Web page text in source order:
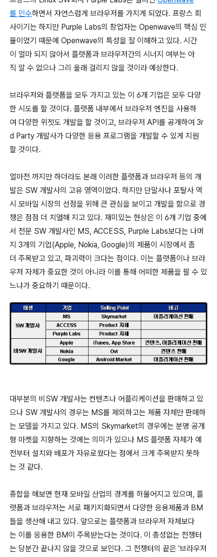
를 인수하면서 자연스럽게 브라우저를 가지게 되었다. 프랑스 회
사이기는 하지만 Purple Labs의 창업자는 Openwave의 핵심 인
물이었기 때문에 Openwave의 특성을 잘 이해하고 있다. 시간
이 얼마 되지 않아서 플랫폼과 브라우저간의 시너지 여부는 아
직 알 수 없으나 그리 올래 걸리지 않을 것이라 예상한다.
브라우저와 플랫폼을 모두 가지고 있는 이 6개 기업은 모두 다양
한 시도를 할 것이다. 플랫폼 내부에서 브라우저 엔진을 사용하
여 다양한 위젯도 개발을 할 것이고, 브라우저 API를 공개하여 3r
d Party 개발사가 다양한 응용 프로그램을 개발할 수 있게 지원
할 것이다.
얼마전 까지만 하더라도 본래 이러한 플랫폼과 브라우저 등의 개
발은 SW 개발사의 고유 영역이었다. 하지만 단말사나 포탈사 역
시 모바일 시장의 선점을 위해 큰 관심을 보이고 개발을 함으로 경
쟁은 점점 더 치열해 지고 있다. 재미있는 현상은 이 6개 기업 중에
서 전문 SW 개발사인 MS, ACCESS, Purple Labs보다는 나머
지 3개의 기업(Apple, Nokia, Google)의 제품이 시장에서 좀
더 주목받고 있고, 파괴력이 크다는 점이다. 이는 플랫폼이나 브라
우저 자체가 중요한 것이 아니라 이를 통해 어떠한 제품을 팔 수 있
느냐가 중요하기 때문이다.
대부분의 비SW 개발사는 컨텐츠나 어플리케이션을 판매하고 있
으나 SW 개발사의 경우는 MS를 제외하고는 제품 자체만 판매하
는 모델을 가지고 있다. MS의 Skymarket의 경우에는 분명 공개
형 마켓을 지향하는 것에는 의미가 있으나 MS 플랫폼 자체가 예
전부터 설치와 배포가 자유로웠다는 점에서 크게 주목받지 못하
는 것 같다.
종합을 해보면 현재 모바일 산업의 경계를 허물어지고 있으며, 플
랫폼과 브라우저는 서로 패키지화되면서 다양한 응용제품과 BM
들을 생산해 내고 있다. 앞으로는 플랫폼과 브라우저 자체보다
는 이를 응용한 BM이 주목받는다는 것이다. 이 총성없는 전쟁터
는 당분간 끝나지 않을 것으로 보인다. 그 전쟁터의 끝은 '브라우저